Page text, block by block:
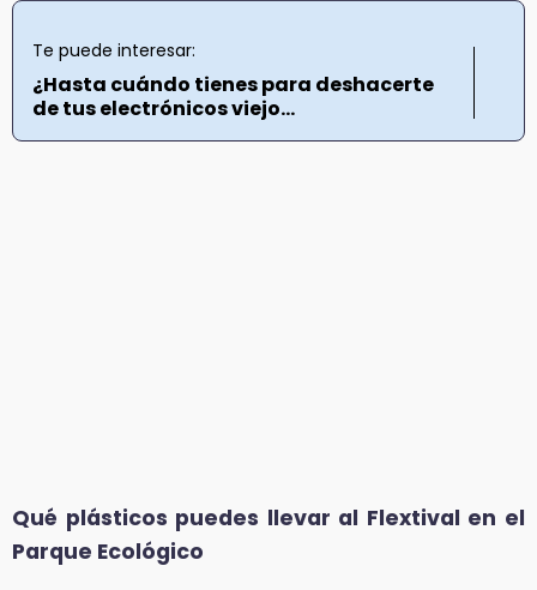
Te puede interesar:
¿Hasta cuándo tienes para deshacerte
de tus electrónicos viejo...
Qué plásticos puedes llevar al Flextival en el
Parque Ecológico